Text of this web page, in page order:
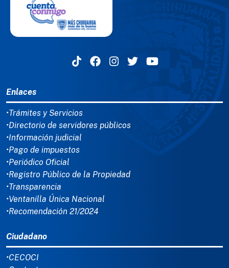
Enlaces
•Trámites y Servicios
•Directorio de servidores públicos
•Información judicial
•Pago de impuestos
•Periódico Oficial
•Registro Público de la Propiedad
•Transparencia
•Ventanilla Única Nacional
•Recomendación 21/2024
Ciudadano
•CECOCI